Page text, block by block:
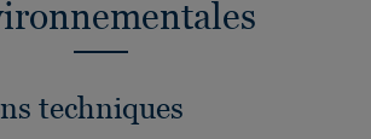
techniques